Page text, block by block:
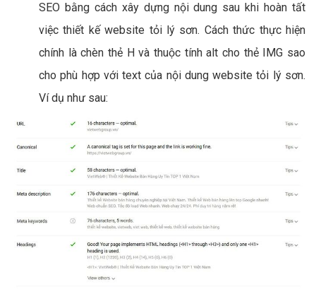
SEO bằng cách xây dựng nội dung sau khi hoàn tất
việc thiết kế website tỏi lý sơn. Cách thức thực hiện
chính là chèn thẻ H và thuộc tính alt cho thẻ IMG sao
cho phù hợp với text của nội dung website tỏi lý sơn.
Ví dụ như sau: